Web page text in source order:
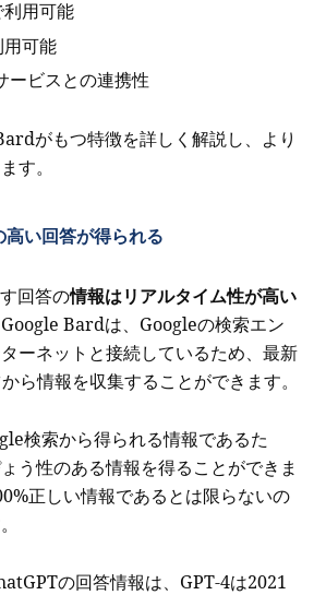
用可能
用可能
ービスとの連携性
がもつ特徴を詳しく解説し、より
す。
高い回答が得られる
回答の情報はリアルタイム性が高い
Bardは、Googleの検索エン
ーネットと接続しているため、最新
ら情報を収集することができます。
検索から得られる情報であるた
う性のある情報を得ることができま
正しい情報であるとは限らないの
の回答情報は、GPT-4は2021